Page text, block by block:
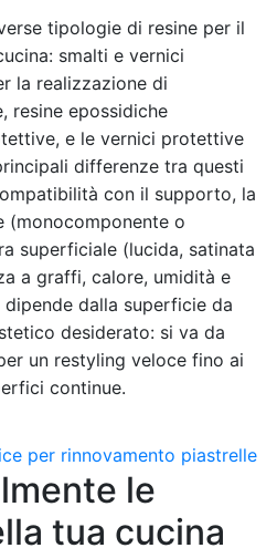
tipologie di resine per il
smalti e vernici
la realizzazione di
resine epossidiche
e le vernici protettive
differenze tra questi
con il supporto, la
(monocomponente o
superficiale (lucida, satinata
a graffi, calore, umidità e
dalla superficie da
desiderato: si va da
un restyling veloce fino ai
continue.
le
tua cucina